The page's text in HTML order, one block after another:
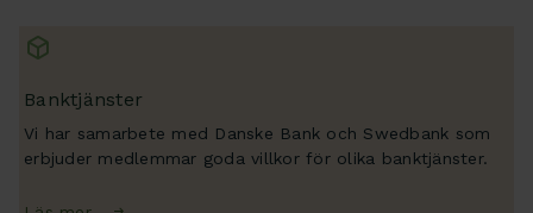
Banktjänster
Vi har samarbete med Danske Bank och Swedbank som
erbjuder medlemmar goda villkor för olika banktjänster.